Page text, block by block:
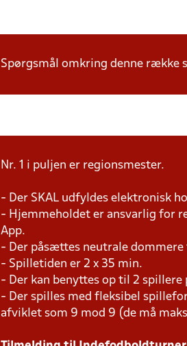
Spørgsmål omkring denne række
Nr. 1 i puljen er regionsmester.
- Der SKAL udfyldes elektronisk
- Hjemmeholdet er ansvarlig for
App.
- Der påsættes neutrale dommere
- Spilletiden er 2 x 35 min.
- Der kan benyttes op til 2
- Der spilles med fleksibel
afviklet som 9 mod 9 (de må